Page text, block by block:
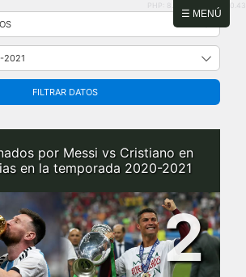
☰ MENÚ
PHP: 8.2.31 | MySQL: 8.0.43
FILTRAR DATOS
por Messi vs Cristiano en
en la temporada 2020-2021
2